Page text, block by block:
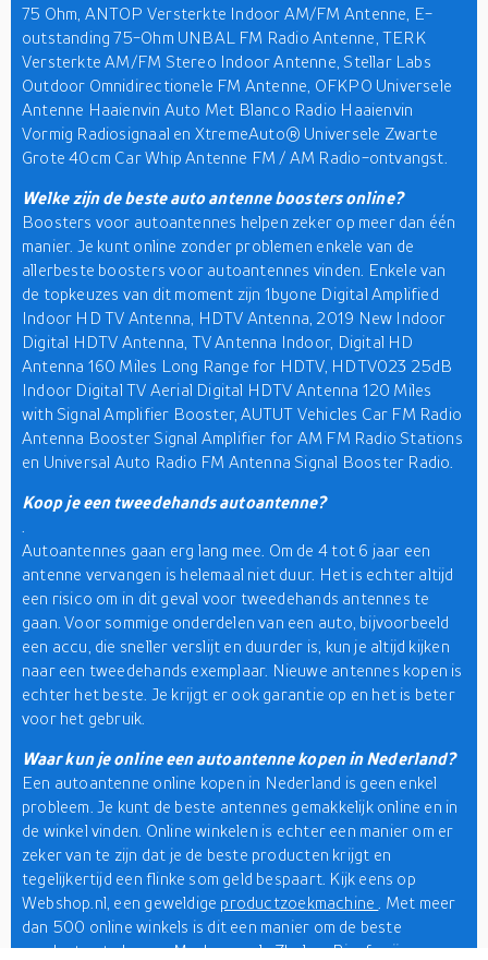
75 Ohm, ANTOP Versterkte Indoor AM/FM Antenne, E-
outstanding 75-Ohm UNBAL FM Radio Antenne, TERK
Versterkte AM/FM Stereo Indoor Antenne, Stellar Labs
Outdoor Omnidirectionele FM Antenne, OFKPO Universele
Antenne Haaienvin Auto Met Blanco Radio Haaienvin
Vormig Radiosignaal en XtremeAuto® Universele Zwarte
Grote 40cm Car Whip Antenne FM / AM Radio-ontvangst.
Welke zijn de beste auto antenne boosters online?
Boosters voor autoantennes helpen zeker op meer dan één
manier. Je kunt online zonder problemen enkele van de
allerbeste boosters voor autoantennes vinden. Enkele van
de topkeuzes van dit moment zijn 1byone Digital Amplified
Indoor HD TV Antenna, HDTV Antenna, 2019 New Indoor
Digital HDTV Antenna, TV Antenna Indoor, Digital HD
Antenna 160 Miles Long Range for HDTV, HDTV023 25dB
Indoor Digital TV Aerial Digital HDTV Antenna 120 Miles
with Signal Amplifier Booster, AUTUT Vehicles Car FM Radio
Antenna Booster Signal Amplifier for AM FM Radio Stations
en Universal Auto Radio FM Antenna Signal Booster Radio.
Koop je een tweedehands autoantenne?
Autoantennes gaan erg lang mee. Om de 4 tot 6 jaar een
antenne vervangen is helemaal niet duur. Het is echter altijd
een risico om in dit geval voor tweedehands antennes te
gaan. Voor sommige onderdelen van een auto, bijvoorbeeld
een accu, die sneller verslijt en duurder is, kun je altijd kijken
naar een tweedehands exemplaar. Nieuwe antennes kopen is
echter het beste. Je krijgt er ook garantie op en het is beter
voor het gebruik.
Waar kun je online een autoantenne kopen in Nederland?
Een autoantenne online kopen in Nederland is geen enkel
probleem. Je kunt de beste antennes gemakkelijk online en in
de winkel vinden. Online winkelen is echter een manier om er
zeker van te zijn dat je de beste producten krijgt en
tegelijkertijd een flinke som geld bespaart. Kijk eens op
Webshop.nl, een geweldige productzoekmachine
. Met meer
dan 500 online winkels is dit een manier om de beste
producten te kopen. Merken zoals Zhol en Bingfu zijn een